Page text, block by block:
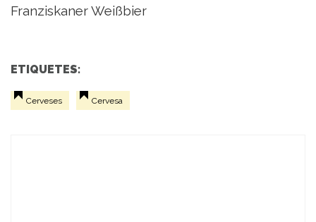
Franziskaner Weißbier
ETIQUETES:
Cerveses Cervesa